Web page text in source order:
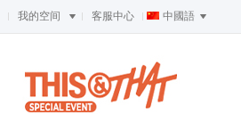
我的空间 客服中心 中國語